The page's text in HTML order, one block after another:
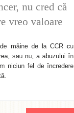
nu cred că
vreo valoare
mâine de la CCR cu
sau nu, a abuzului în
niciun fel de încredere